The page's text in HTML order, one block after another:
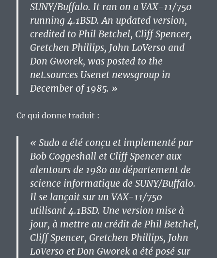
SUNY/Buffalo. It ran on a VAX-11/750
running 4.1BSD. An updated version,
credited to Phil Betchel, Cliff Spencer,
Gretchen Phillips, John LoVerso and
Don Gworek, was posted to the
net.sources Usenet newsgroup in
December of 1985. »
Ce qui donne traduit :
« Sudo a été conçu et implementé par
Bob Coggeshall et Cliff Spencer aux
alentours de 1980 au département de
science informatique de SUNY/Buffalo.
Il se lançait sur un VAX-11/750
utilisant 4.1BSD. Une version mise à
jour, à mettre au crédit de Phil Betchel,
Cliff Spencer, Gretchen Phillips, John
LoVerso et Don Gworek a été posé sur